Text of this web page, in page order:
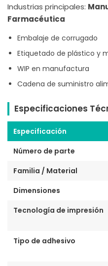
Industrias principales:
Farmacéutica
Embalaje de corrugado
Etiquetado de plástico y
WIP en manufactura
Cadena de suministro
Especificaciones
Especificación
Número de parte
Familia / Material
Dimensiones
Tecnología de impresión
Tipo de adhesivo